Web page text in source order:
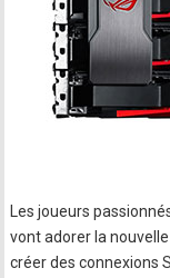
Les joueurs
vont adorer la
créer des connexions